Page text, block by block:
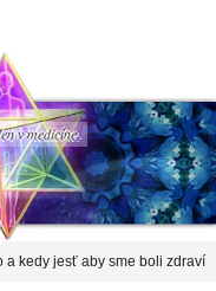
v medicíne.
a kedy jesť aby sme boli zdraví